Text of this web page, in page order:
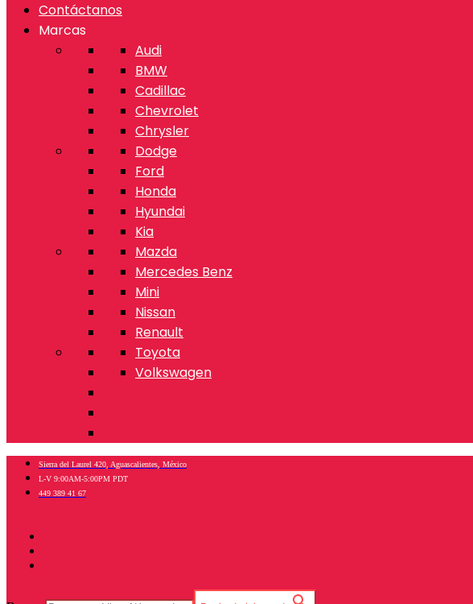
Contáctanos
Marcas
Audi
BMW
Cadillac
Chevrolet
Chrysler
Dodge
Ford
Honda
Hyundai
Kia
Mazda
Mercedes Benz
Mini
Nissan
Renault
Toyota
Volkswagen
Sierra del Laurel 420, Aguascalientes, México
L-V 9:00AM-5:00PM PDT
449 389 41 67